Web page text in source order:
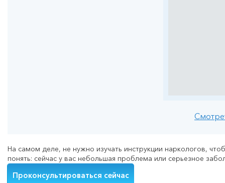
На самом деле, не нужно изучать инструкции наркологов,
понять: сейчас у вас небольшая проблема или серьезное
Проконсультироваться сейчас